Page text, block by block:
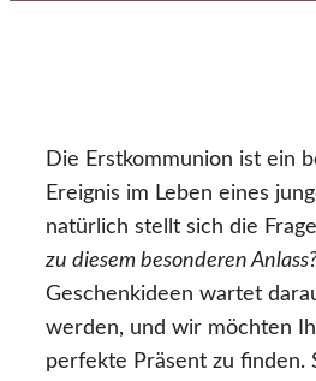
Die Erstkommunion ist ein
Ereignis im Leben eines
natürlich stellt sich die
zu diesem besonderen
Geschenkideen wartet
werden, und wir möchten
perfekte Präsent zu finden.